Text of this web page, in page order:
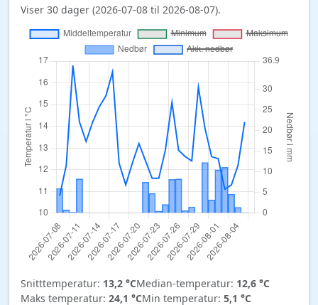
Viser 30 dager (2026-07-08 til 2026-08-07).
Snitttemperatur: 13,2 °CMedian-temperatur: 12,6 °C
Maks temperatur: 24,1 °CMin temperatur: 5,1 °C